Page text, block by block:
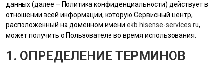
данных (далее – Политика конфиденциальности) действует в
отношении всей информации, которую Сервисный центр,
расположенный на доменном имени ekb.hisense-services.ru,
может получить о Пользователе во время использования.
1. ОПРЕДЕЛЕНИЕ ТЕРМИНОВ